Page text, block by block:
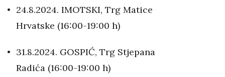
24.8.2024. IMOTSKI, Trg Matice
Hrvatske (16:00-19:00 h)
31.8.2024. GOSPIĆ, Trg Stjepana
Radića (16:00-19:00 h)